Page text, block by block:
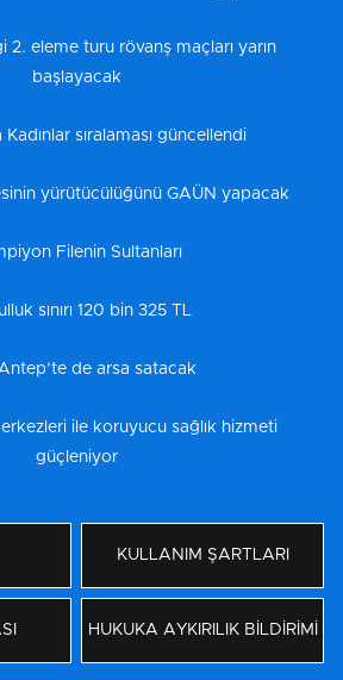
2. eleme turu rövanş maçları yarın
başlayacak
sıralaması güncellendi
yürütücülüğünü GAÜN yapacak
Filenin Sultanları
sınırı 120 bin 325 TL
Antep’te de arsa satacak
ile koruyucu sağlık hizmeti
güçleniyor
KULLANIM ŞARTLARI
HUKUKA AYKIRILIK BİLDİRİMİ